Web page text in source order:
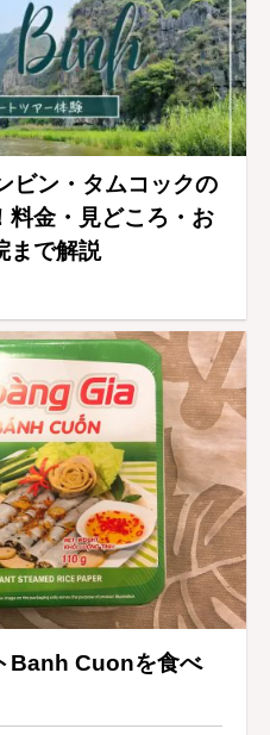
ビン・タムコックの
料金・見どころ・お
まで解説
Banh Cuonを食べ